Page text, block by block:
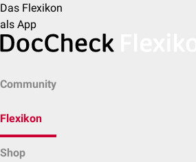
Das Flexikon
als App
Community
Flexikon
Shop